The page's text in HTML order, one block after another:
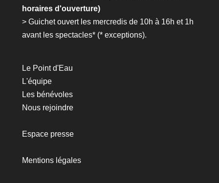
horaires d'ouverture)
> Guichet ouvert les mercredis de 10h à 16h et 1h
avant les spectacles* (* exceptions).
Le Point d'Eau
L'équipe
Les bénévoles
Nous rejoindre
Espace presse
Mentions légales